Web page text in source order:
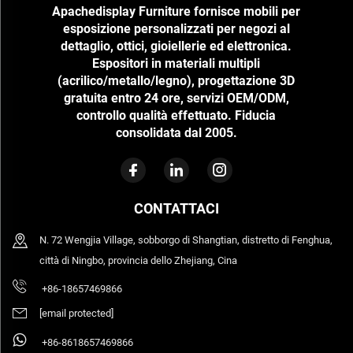
Apachedisplay Furniture fornisce mobili per
esposizione personalizzati per negozi al
dettaglio, ottici, gioiellerie ed elettronica.
Espositori in materiali multipli
(acrilico/metallo/legno), progettazione 3D
gratuita entro 24 ore, servizi OEM/ODM,
controllo qualità effettuato. Fiducia
consolidata dal 2005.
CONTATTACI
N. 72 Wengjia Village, sobborgo di Shangtian, distretto di Fenghua,
città di Ningbo, provincia dello Zhejiang, Cina
+86-18657469866
[email protected]
+86-8618657469866